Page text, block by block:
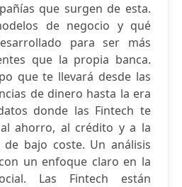
que surgen de esta.
de negocio y qué
para ser más
que la propia banca.
que te llevará desde las
de dinero hasta la era
donde las Fintech te
ahorro, al crédito y a la
bajo coste. Un análisis
un enfoque claro en la
Las Fintech están